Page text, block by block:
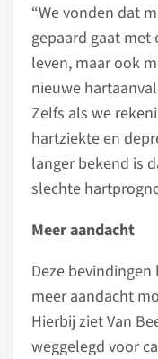
“We vonden dat
gepaard gaat
leven, maar ook
nieuwe
Zelfs als we
hartziekte en
langer bekend is
slechte
Meer aandacht
Deze
meer aandacht
Hierbij ziet Van
weggelegd voor